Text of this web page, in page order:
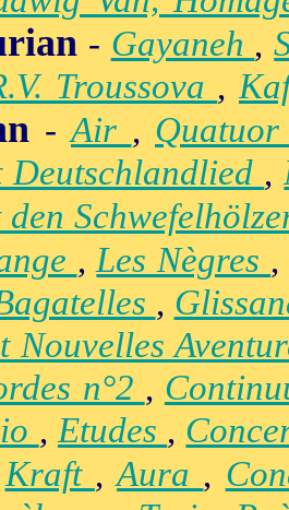
- Gayaneh ,
Troussova ,
-Air ,
Deutschlandlied ,
,Les Nègres ,
,
Nouvelles
n°2 ,
,Etudes ,
Kraft ,Aura ,